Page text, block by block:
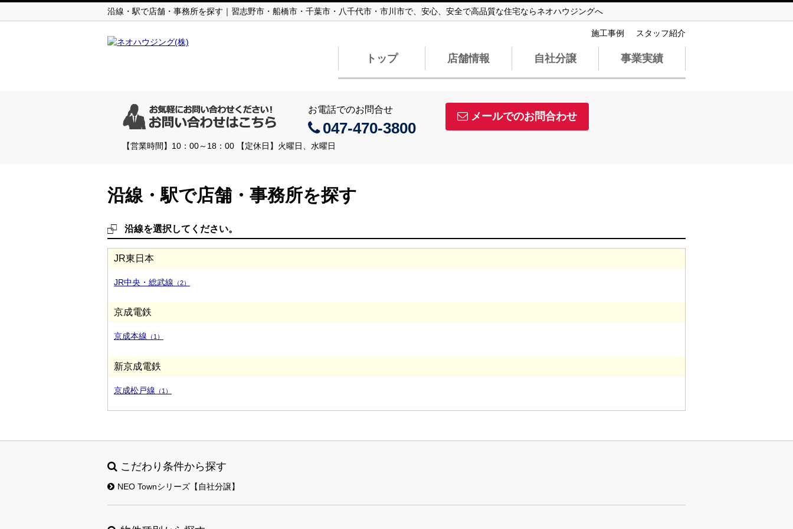
沿線・駅で店舗・事務所を探す｜習志野市・船橋市・千葉市・八千代市・市川市で、安心、安全で高品質な住宅ならネオハウジングへ
施工事例 スタッフ紹介
トップ 店舗情報 自社分譲 事業実績
お電話でのお問合せ
047-470-3800
メールでのお問合わせ
【営業時間】10：00～18：00 【定休日】火曜日、水曜日
沿線・駅で店舗・事務所を探す
沿線を選択してください。
JR東日本
JR中央・総武線 （2）
京成電鉄
京成本線 （1）
新京成電鉄
京成松戸線 （1）
こだわり条件から探す
NEO Townシリーズ【自社分譲】